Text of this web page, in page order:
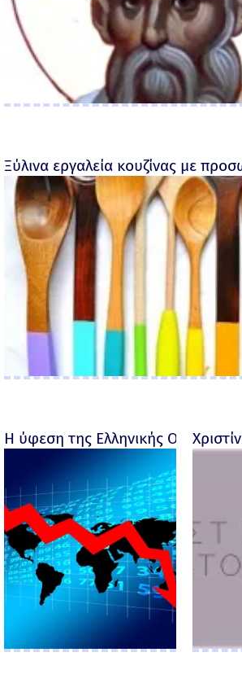
Ξύλινα εργαλεία κουζίνας με
Η ύφεση της Ελληνικής